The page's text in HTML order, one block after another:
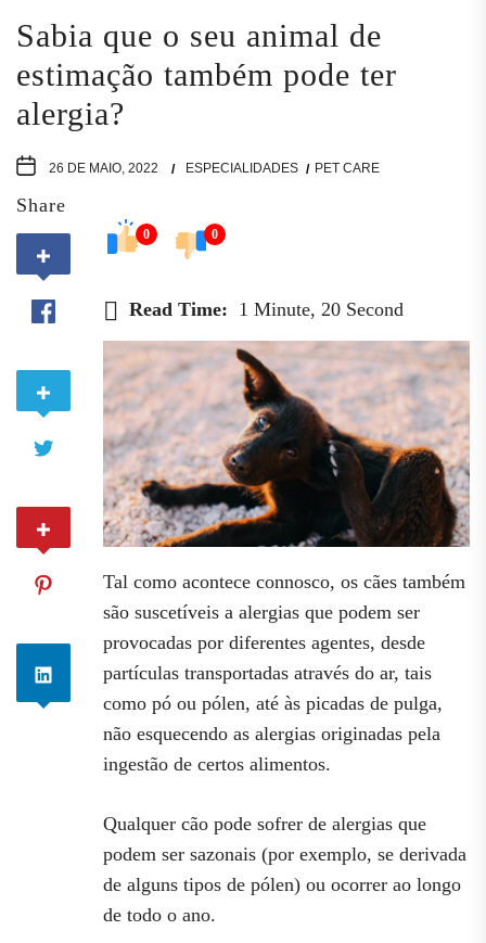
Sabia que o seu animal de
estimação também pode ter
alergia?
26 DE MAIO, 2022 ESPECIALIDADES PET CARE
Share
0 0
Read Time: 1 Minute, 20 Second
Tal como acontece connosco, os cães também
são suscetíveis a alergias que podem ser
provocadas por diferentes agentes, desde
partículas transportadas através do ar, tais
como pó ou pólen, até às picadas de pulga,
não esquecendo as alergias originadas pela
ingestão de certos alimentos.
Qualquer cão pode sofrer de alergias que
podem ser sazonais (por exemplo, se derivada
de alguns tipos de pólen) ou ocorrer ao longo
de todo o ano.